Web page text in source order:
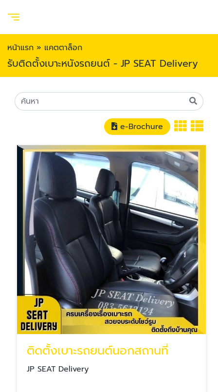
หน้าแรก » แคตตาล็อก
รับติดตั้งเบาะหนังรถยนต์ - JP SEAT Delivery
e-Brochure
ติดตั้งเบาะรถยนต์นอกสถานที่
JP SEAT Delivery